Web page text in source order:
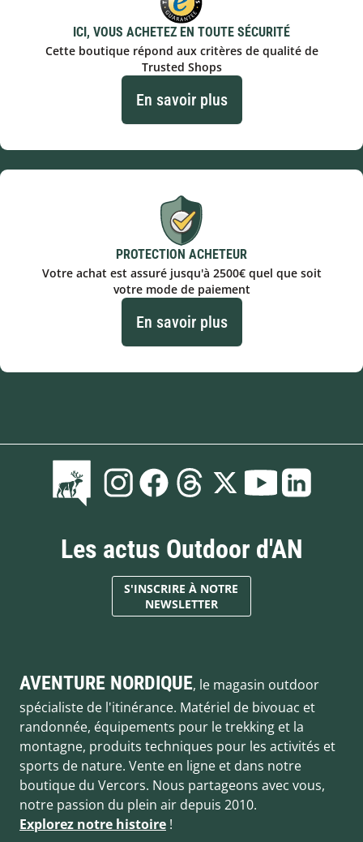
ICI, VOUS ACHETEZ EN TOUTE SÉCURITÉ
Cette boutique répond aux critères de qualité de
Trusted Shops
En savoir plus
PROTECTION ACHETEUR
Votre achat est assuré jusqu'à 2500€ quel que soit
votre mode de paiement
En savoir plus
Les actus Outdoor d'AN
S'INSCRIRE À NOTRE
NEWSLETTER
AVENTURE NORDIQUE, le magasin outdoor
spécialiste de l'itinérance. Matériel de bivouac et
randonnée, équipements pour le trekking et la
montagne, produits techniques pour les activités et
sports de nature. Vente en ligne et dans notre
boutique du Vercors. Nous partageons avec vous,
notre passion du plein air depuis 2010.
Explorez notre histoire !